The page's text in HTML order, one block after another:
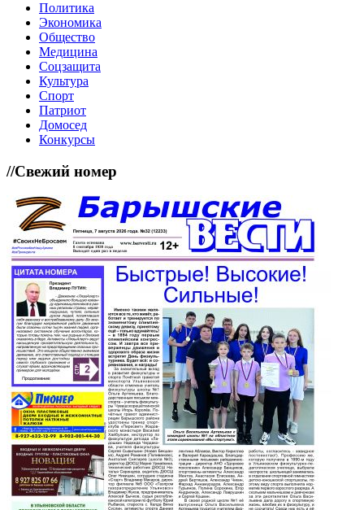
Политика
Экономика
Общество
Медицина
Соцзащита
Культура
Спорт
Патриот
Домосед
Конкурсы
//Свежий номер